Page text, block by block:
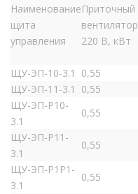
Наименование
щита
управления
Приточный
вентилятор
220 В, кВт
ЩУ-ЭП-10-3.1 0,55
ЩУ-ЭП-11-3.1
0,55
ЩУ-ЭП-Р10-
3.1
0,55
ЩУ-ЭП-Р11-
3.1
0,55
ЩУ-ЭП-Р1Р1-
3.1
0,55